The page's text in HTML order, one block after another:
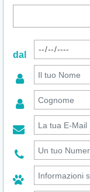
dal